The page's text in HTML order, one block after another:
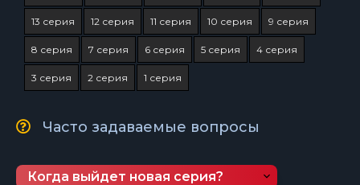
13 серия 12 серия 11 серия 10 серия 9 серия
8 серия 7 серия 6 серия 5 серия 4 серия
3 серия 2 серия 1 серия
Часто задаваемые вопросы
Когда выйдет новая серия?